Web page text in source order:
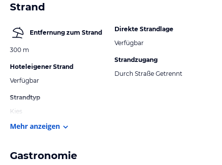
Strand
Entfernung zum Strand
300 m
Hoteleigener Strand
Verfügbar
Strandtyp
Kies
Direkte Strandlage
Verfügbar
Strandzugang
Durch Straße Getrennt
Mehr anzeigen
Gastronomie